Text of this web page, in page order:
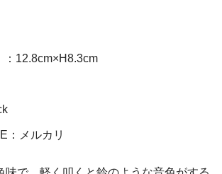
：12.8cm×H8.3cm
：メルカリ